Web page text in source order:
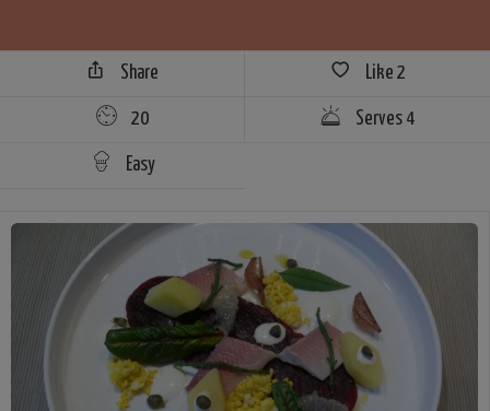
Share Like 2
20 Serves 4
Easy